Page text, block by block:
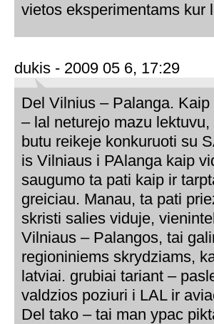
vietos eksperimentams kur
dukis - 2009 05 6, 17:29
Del Vilnius – Palanga.
– lal neturejo mazu
butu reikeje konkuruoti su
is Vilniaus i PAlanga kaip
saugumo ta pati kaip ir
greiciau. Manau, ta pati
skristi salies viduje,
Vilniaus – Palangos, tai
regioniniems skrydziams,
latviai. grubiai tariant –
valdzios poziuri i LAL ir
Del tako – tai man ypac